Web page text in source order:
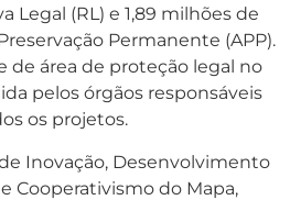
Legal (RL) e 1,89 milhões de
Permanente (APP).
de área de proteção legal no
pelos órgãos responsáveis
os projetos.
Inovação, Desenvolvimento
Cooperativismo do Mapa,